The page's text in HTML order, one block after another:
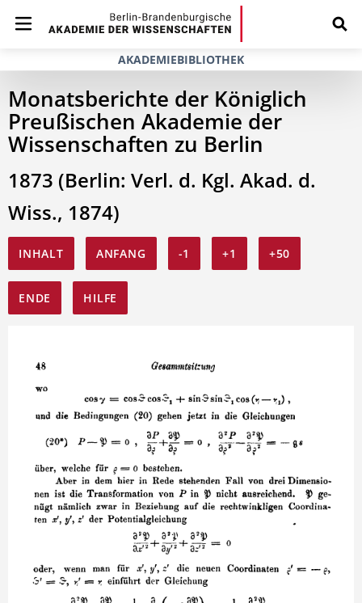
AKADEMIEBIBLIOTHEK
Monatsberichte der Königlich
Preußischen Akademie der
Wissenschaften zu Berlin
1873 (Berlin: Verl. d. Kgl. Akad. d.
Wiss., 1874)
INHALT ANFANG -1 +1 +50
ENDE HILFE